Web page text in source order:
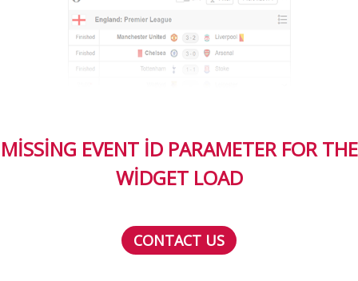
MISSING EVENT ID PARAMETER FOR THE
WIDGET LOAD
CONTACT US